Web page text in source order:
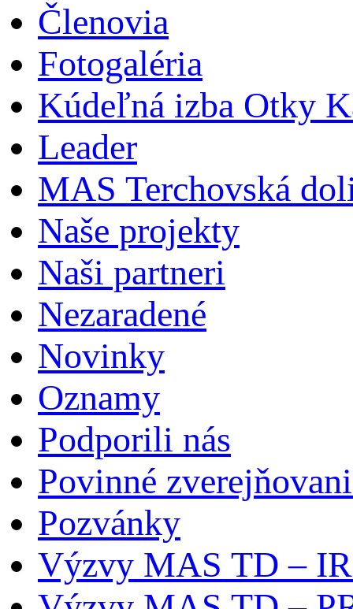
Členovia
Fotogaléria
Kúdeľná izba Otky
Leader
MAS Terchovská
Naše projekty
Naši partneri
Nezaradené
Novinky
Oznamy
Podporili nás
Povinné
Pozvánky
Výzvy MAS TD –